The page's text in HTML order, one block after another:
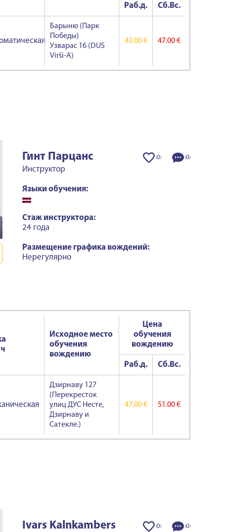
Раб.д. Сб.Вс.
Барыню (Парк
Победы)
Узварас 16 (DUS
Virši-A)
43.00 € 47.00 €
(0) (0)
Гинт Парцанс
Инструктор
Языки обучения:
Стаж инструктора:
24 года
Размещение графика вождений:
Нерегулярно
Исходное место
обучения
вождению
Цена
обучения
вождению
Раб.д. Сб.Вс.
Дзирнаву 127
(Перекресток
улиц ДУС Несте,
Дзирнаву и
Сатекле.)
47.00 € 51.00 €
(0) (0)
Ivars Kalnkambers